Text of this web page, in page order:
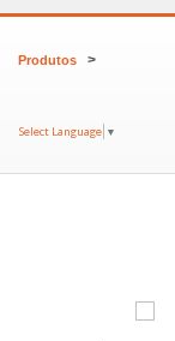
Produtos >
Select Language ▼